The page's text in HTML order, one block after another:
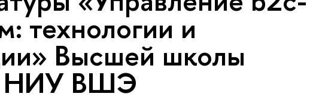
технологии и
Высшей школы
НИУ ВШЭ